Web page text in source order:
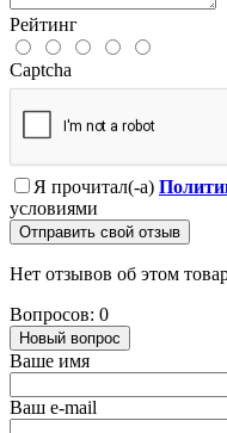
Рейтинг
Captcha
Я прочитал(-а)
условиями
Отправить свой отзыв
Нет отзывов об этом
Вопросов: 0
Новый вопрос
Ваше имя
Ваш e-mail